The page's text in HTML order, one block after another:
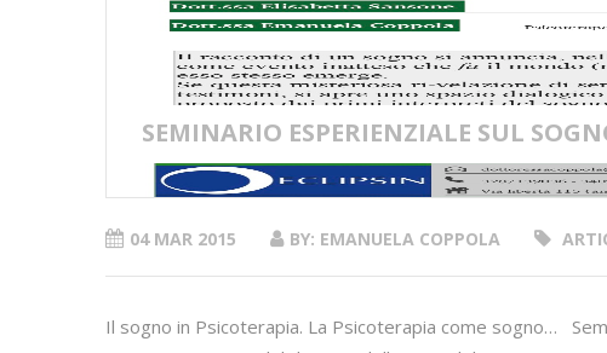
SEMINARIO ESPERIENZIALE SUL
04 MAR 2015 BY: EMANUELA COPPOLA
Il sogno in Psicoterapia. La Psicoterapia come sogno…